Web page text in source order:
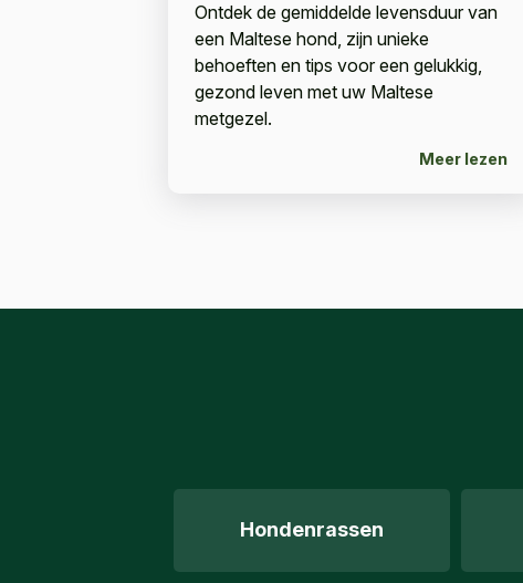
Ontdek de gemiddelde levensduur van
een Maltese hond, zijn unieke
behoeften en tips voor een gelukkig,
gezond leven met uw Maltese
metgezel.
Meer lezen
Hondenrassen